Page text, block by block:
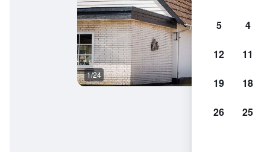
1/24
4
5
11
12
18
19
25
26